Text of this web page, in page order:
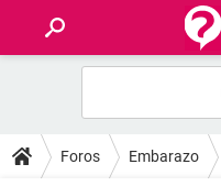
FOROS
Foros Embarazo